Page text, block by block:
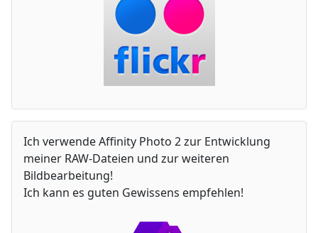
Ich verwende Affinity Photo 2 zur Entwicklung
meiner RAW-Dateien und zur weiteren
Bildbearbeitung!
Ich kann es guten Gewissens empfehlen!